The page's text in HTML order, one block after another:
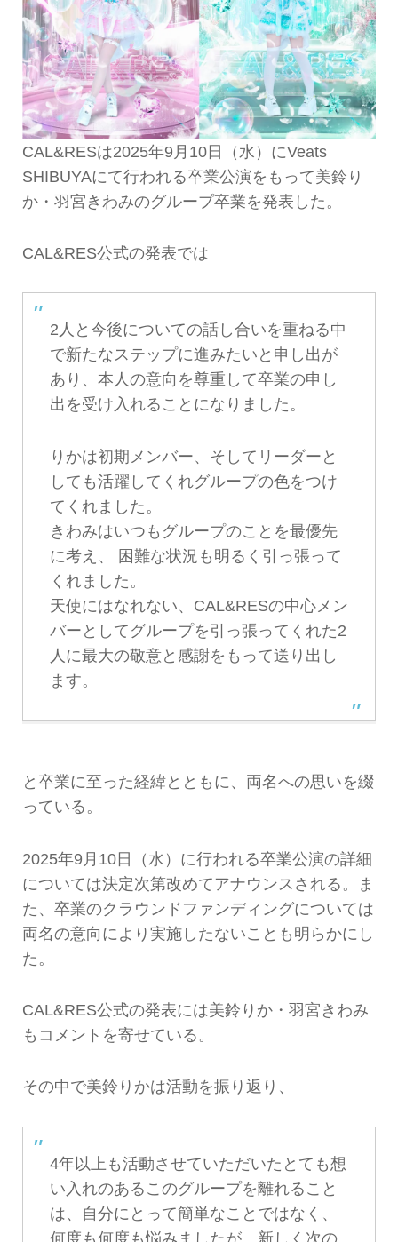
CAL&RESは2025年9月10日（水）にVeats
SHIBUYAにて行われる卒業公演をもって美鈴り
か・羽宮きわみのグループ卒業を発表した。
CAL&RES公式の発表では
2人と今後についての話し合いを重ねる中
で新たなステップに進みたいと申し出が
あり、本人の意向を尊重して卒業の申し
出を受け入れることになりました。
りかは初期メンバー、そしてリーダーと
しても活躍してくれグループの色をつけ
てくれました。
きわみはいつもグループのことを最優先
に考え、 困難な状況も明るく引っ張って
くれました。
天使にはなれない、CAL&RESの中心メン
バーとしてグループを引っ張ってくれた2
人に最大の敬意と感謝をもって送り出し
ます。
と卒業に至った経緯とともに、両名への思いを綴
っている。
2025年9月10日（水）に行われる卒業公演の詳細
については決定次第改めてアナウンスされる。ま
た、卒業のクラウンドファンディングについては
両名の意向により実施したないことも明らかにし
た。
CAL&RES公式の発表には美鈴りか・羽宮きわみ
もコメントを寄せている。
その中で美鈴りかは活動を振り返り、
4年以上も活動させていただいたとても想
い入れのあるこのグループを離れること
は、自分にとって簡単なことではなく、
何度も何度も悩みましたが、新しく次の